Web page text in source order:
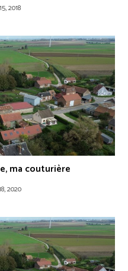
2018
ma couturière
2020